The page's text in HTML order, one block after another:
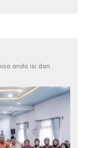
anda isi dan